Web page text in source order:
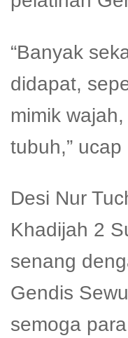
“Banyak
didapat,
mimik
tubuh,” ucap
Desi Nur
Khadijah 2
senang
Gendis
semoga